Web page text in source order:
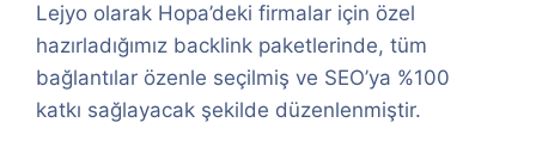
Lejyo olarak Hopa’deki firmalar için özel
hazırladığımız backlink paketlerinde, tüm
bağlantılar özenle seçilmiş ve SEO’ya %100
katkı sağlayacak şekilde düzenlenmiştir.